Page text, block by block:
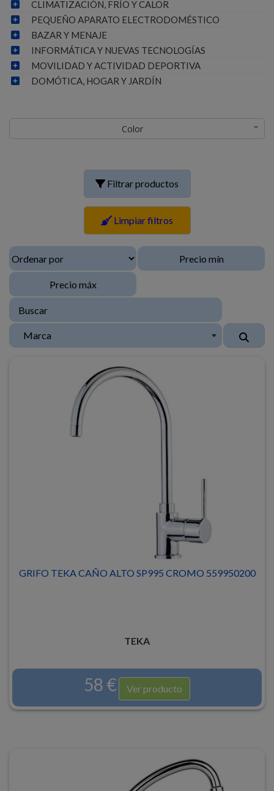
CLIMATIZACIÓN, FRÍO Y CALOR
PEQUEÑO APARATO ELECTRODOMÉSTICO
BAZAR Y MENAJE
INFORMÁTICA Y NUEVAS TECNOLOGÍAS
MOVILIDAD Y ACTIVIDAD DEPORTIVA
DOMÓTICA, HOGAR Y JARDÍN
Color
Filtrar productos
Limpiar filtros
Marca
GRIFO TEKA CAÑO ALTO SP995 CROMO 559950200
TEKA
58 € Ver producto